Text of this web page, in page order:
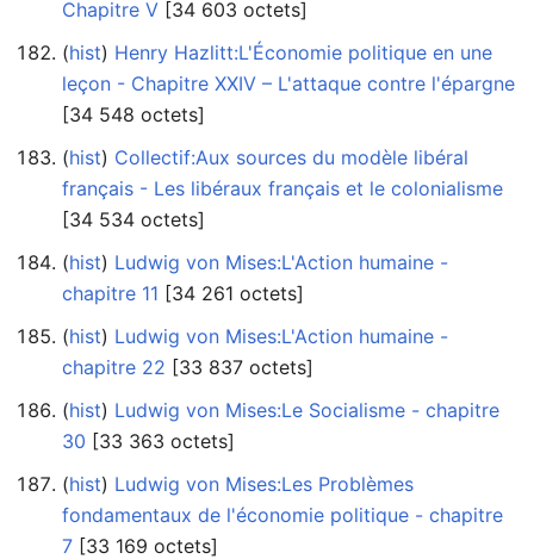
Chapitre V ‎[34 603 octets]
(hist) ‎ Henry Hazlitt:L'Économie politique en une
leçon - Chapitre XXIV – L'attaque contre l'épargne
‎[34 548 octets]
(hist) ‎ Collectif:Aux sources du modèle libéral
français - Les libéraux français et le colonialisme
‎[34 534 octets]
(hist) ‎ Ludwig von Mises:L'Action humaine -
chapitre 11 ‎[34 261 octets]
(hist) ‎ Ludwig von Mises:L'Action humaine -
chapitre 22 ‎[33 837 octets]
(hist) ‎ Ludwig von Mises:Le Socialisme - chapitre
30 ‎[33 363 octets]
(hist) ‎ Ludwig von Mises:Les Problèmes
fondamentaux de l'économie politique - chapitre
7 ‎[33 169 octets]